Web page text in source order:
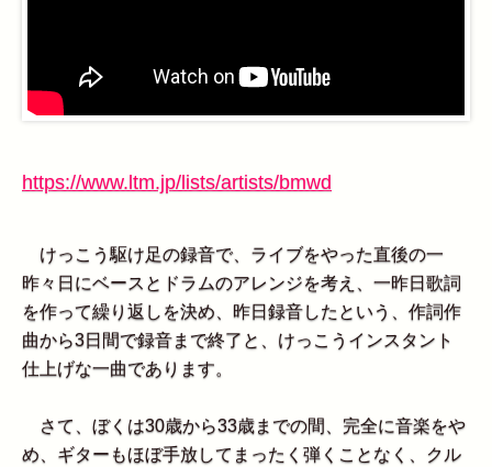
https://www.ltm.jp/lists/artists/bmwd
けっこう駆け足の録音で、ライブをやった直後の一
昨々日にベースとドラムのアレンジを考え、一昨日歌詞
を作って繰り返しを決め、昨日録音したという、作詞作
曲から3日間で録音まで終了と、けっこうインスタント
仕上げな一曲であります。
さて、ぼくは30歳から33歳までの間、完全に音楽をや
め、ギターもほぼ手放してまったく弾くことなく、クル